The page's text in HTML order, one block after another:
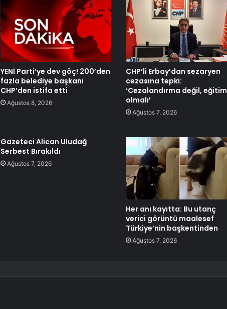
YENİ Parti’ye dev göç! 200’den
fazla belediye başkanı
CHP’den istifa etti
Ağustos 8, 2026
CHP’li Erbay’dan sezaryen
cezasına tepki:
‘Cezalandırma değil, eğitim
olmalı’
Ağustos 7, 2026
Gazeteci Alican Uludağ
Serbest Bırakıldı
Ağustos 7, 2026
Her anı kayıtta: Bu utanç
verici görüntü maalesef
Türkiye’nin başkentinden
Ağustos 7, 2026